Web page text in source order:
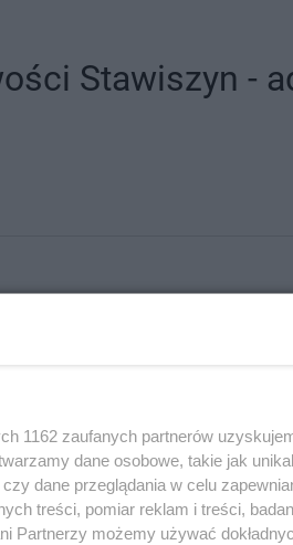
Stawiszyn -
1162 zaufanych partnerów
dane osobowe, takie jak
dane przeglądania w celu
treści, pomiar reklam i treści,
Partnerzy możemy używać